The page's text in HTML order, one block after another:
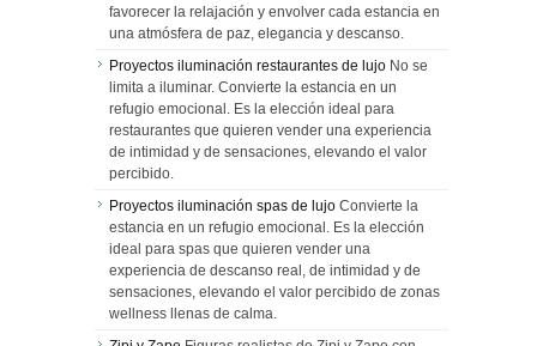
favorecer la relajación y envolver cada estancia en
una atmósfera de paz, elegancia y descanso.
Proyectos iluminación restaurantes de lujo No se
limita a iluminar. Convierte la estancia en un
refugio emocional. Es la elección ideal para
restaurantes que quieren vender una experiencia
de intimidad y de sensaciones, elevando el valor
percibido.
Proyectos iluminación spas de lujo Convierte la
estancia en un refugio emocional. Es la elección
ideal para spas que quieren vender una
experiencia de descanso real, de intimidad y de
sensaciones, elevando el valor percibido de zonas
wellness llenas de calma.